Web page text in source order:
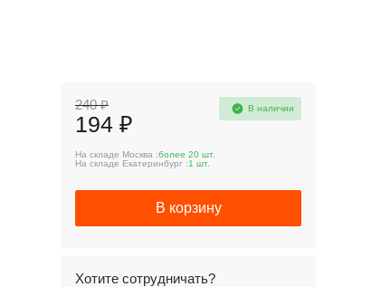
240 ₽
194 ₽
В наличии
На складе Москва :более 20 шт.
На складе Екатеринбург :1 шт.
В корзину
Хотите сотрудничать?